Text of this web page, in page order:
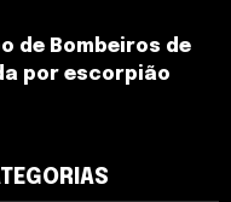
de Bombeiros de
por escorpião